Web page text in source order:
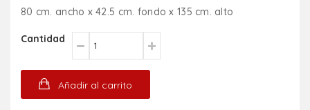
80 cm. ancho x 42.5 cm. fondo x 135 cm. alto
Cantidad
Añadir al carrito